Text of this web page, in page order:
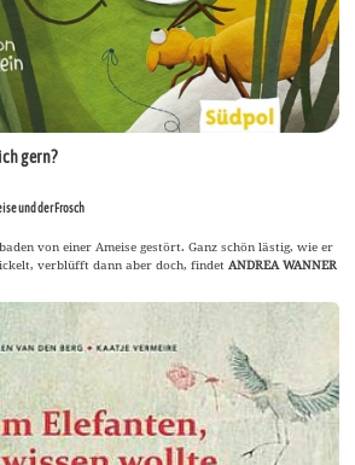
gern?
und der Frosch
von einer Ameise gestört. Ganz schön lästig, wie er
verblüfft dann aber doch, findetANDREA WANNER